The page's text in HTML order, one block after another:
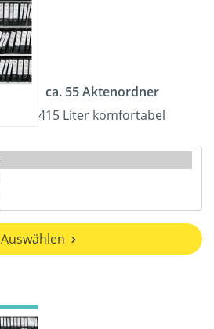
ca. 55 Aktenordner
415 Liter komfortabel
Auswählen